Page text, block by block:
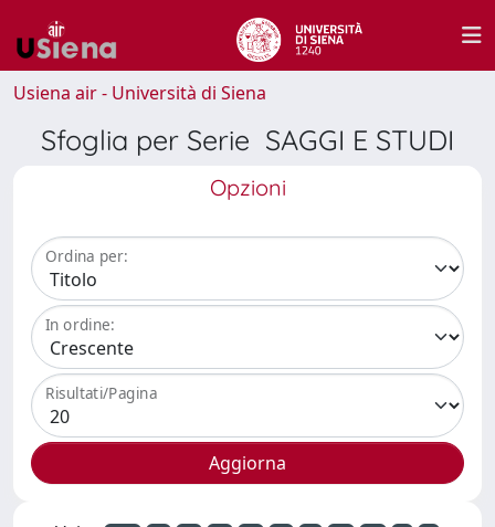
Usiena air - Università di Siena
Sfoglia per Serie SAGGI E STUDI
Opzioni
Ordina per:
In ordine:
Risultati/Pagina